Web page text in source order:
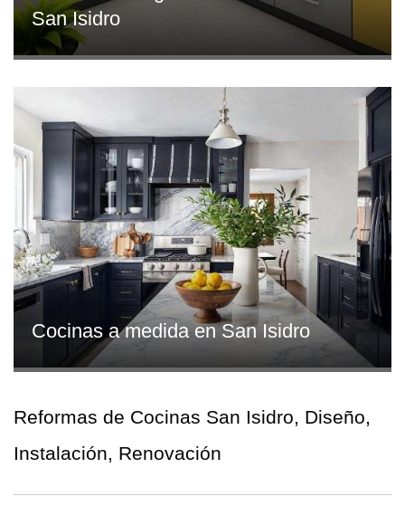
San Isidro
Cocinas a medida en San Isidro
Reformas de Cocinas San Isidro, Diseño,
Instalación, Renovación